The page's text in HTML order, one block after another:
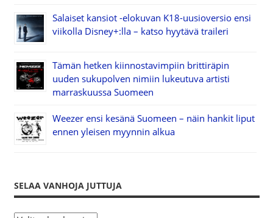
Salaiset kansiot -elokuvan K18-uusioversio ensi
viikolla Disney+:lla – katso hyytävä traileri
Tämän hetken kiinnostavimpiin brittiräpin
uuden sukupolven nimiin lukeutuva artisti
marraskuussa Suomeen
Weezer ensi kesänä Suomeen – näin hankit liput
ennen yleisen myynnin alkua
SELAA VANHOJA JUTTUJA